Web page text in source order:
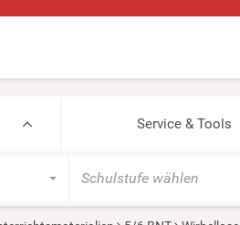
Service & Tools
Schulstufe wählen